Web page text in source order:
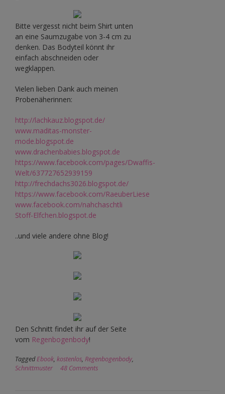
Bitte vergesst nicht beim Shirt unten
an eine Saumzugabe von 3-4 cm zu
denken. Das Bodyteil könnt ihr
einfach abschneiden oder
wegklappen.
Vielen lieben Dank auch meinen
Probenäherinnen:
http://lachkauz.blogspot.de/
www.maditas-monster-
mode.blogspot.de
www.drachenbabies.blogspot.de
https://www.facebook.com/pages/Dwaffis-
Welt/637727652939159
http://frechdachs3026.blogspot.de/
https://www.facebook.com/RaeuberLiese
www.facebook.com/nahchaschtli
Stoff-Elfchen.blogspot.de
..und viele andere ohne Blog!
Den Schnitt findet ihr auf der Seite
vom Regenbogenbody!
TaggedEbook, kostenlos, Regenbogenbody,
Schnittmuster
48 Comments